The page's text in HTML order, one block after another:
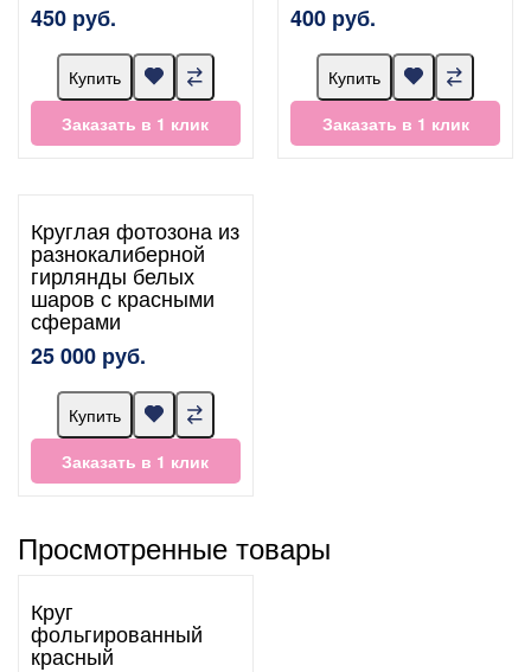
450 руб.
Купить
Заказать в 1 клик
400 руб.
Купить
Заказать в 1 клик
Круглая фотозона из
разнокалиберной
гирлянды белых
шаров с красными
сферами
25 000 руб.
Купить
Заказать в 1 клик
Просмотренные товары
Круг
фольгированный
красный